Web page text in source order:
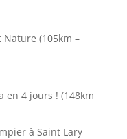
Nature (105km –
en 4 jours ! (148km
à Saint Lary